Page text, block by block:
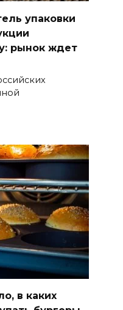
упаковки
рынок ждет
в каких